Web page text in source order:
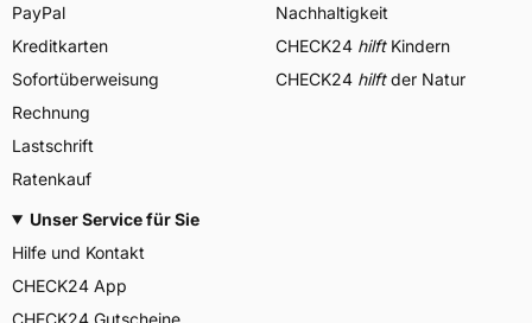
PayPal
Kreditkarten
Sofortüberweisung
Rechnung
Lastschrift
Ratenkauf
Nachhaltigkeit
CHECK24 hilftKindern
CHECK24 hilftder Natur
Unser Service für Sie
Hilfe und Kontakt
CHECK24 App
CHECK24 Gutscheine